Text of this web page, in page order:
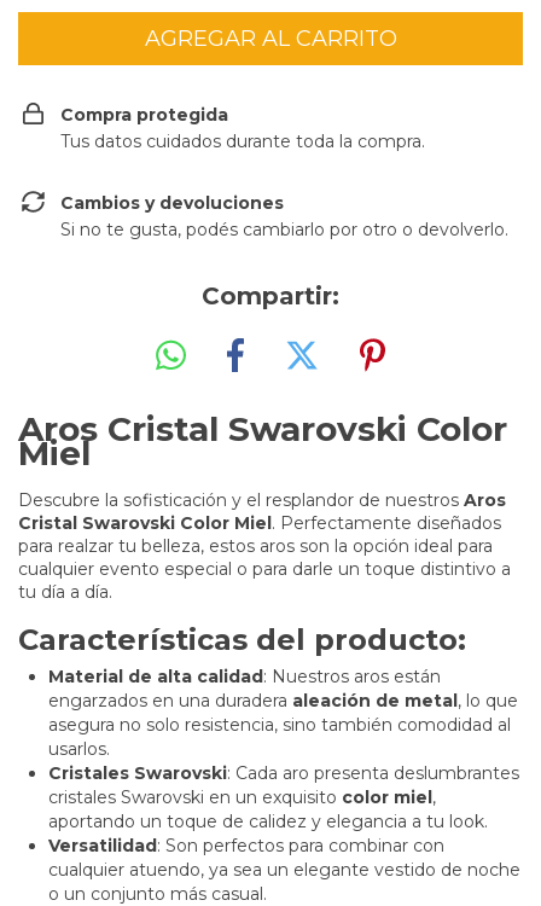
Compra protegida
Tus datos cuidados durante toda la compra.
Cambios y devoluciones
Si no te gusta, podés cambiarlo por otro o devolverlo.
Compartir:
Aros Cristal Swarovski Color
Miel
Descubre la sofisticación y el resplandor de nuestros Aros
Cristal Swarovski Color Miel. Perfectamente diseñados
para realzar tu belleza, estos aros son la opción ideal para
cualquier evento especial o para darle un toque distintivo a
tu día a día.
Características del producto:
Material de alta calidad: Nuestros aros están
engarzados en una duradera aleación de metal, lo que
asegura no solo resistencia, sino también comodidad al
usarlos.
Cristales Swarovski: Cada aro presenta deslumbrantes
cristales Swarovski en un exquisito color miel,
aportando un toque de calidez y elegancia a tu look.
Versatilidad: Son perfectos para combinar con
cualquier atuendo, ya sea un elegante vestido de noche
o un conjunto más casual.